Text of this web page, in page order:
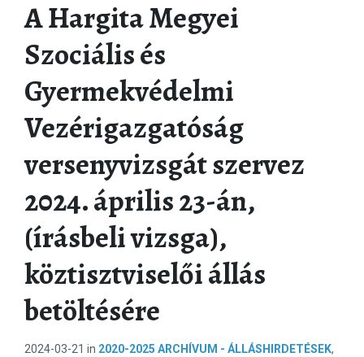
A Hargita Megyei
Szociális és
Gyermekvédelmi
Vezérigazgatóság
versenyvizsgát szervez
2024. április 23-án,
(írásbeli vizsga),
köztisztviselői állás
betöltésére
2024-03-21 in 2020-2025 ARCHÍVUM - ÁLLÁSHIRDETÉSEK,